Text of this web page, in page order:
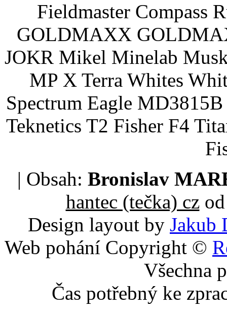
Fieldmaster Compass
GOLDMAXX
JOKR Mikel Minelab
MP X Terra Whites
Spectrum Eagle
Teknetics T2 Fisher F4
| Obsah: Bronislav
hantec (tečka) czod
Design layout by Jakub
Web pohání Copyright ©
Všechna
Čas potřebný ke